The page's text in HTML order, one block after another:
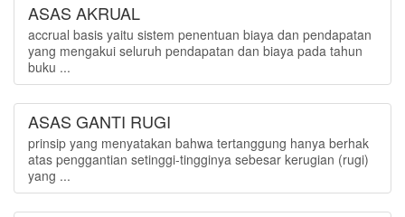
ASAS AKRUAL
accrual basis yaitu sistem penentuan biaya dan pendapatan
yang mengakui seluruh pendapatan dan biaya pada tahun
buku ...
ASAS GANTI RUGI
prinsip yang menyatakan bahwa tertanggung hanya berhak
atas penggantian setinggi-tingginya sebesar kerugian (rugi)
yang ...